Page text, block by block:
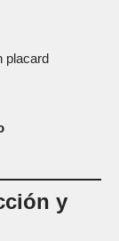
placard
y